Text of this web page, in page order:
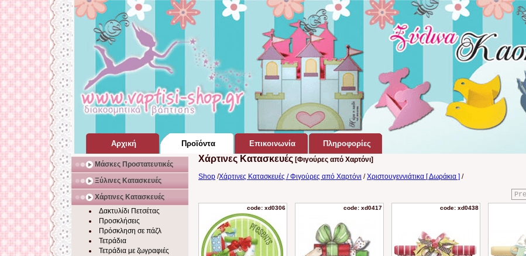
Αρχική
Σελίδα Home Page
Προϊόντα
για Βάπτιση
Επικοινωνία Πληροφορίες
Μάσκες Προστατευτικές
Ξύλινες Κατασκευές
Χάρτινες Κατασκευές
Δακτυλίδι Πετσέτας
Προσκλήσεις
Πρόσκληση σε πάζλ
Τετράδια
Τετράδια με ζωγραφιές
Χάρτινες Κατασκευές [Φιγούρες από Χαρτόνι]
Shop /Χάρτινες Κατασκευές / Φιγούρες από Χαρτόνι /Χριστουγεννιάτικα [ Δωράκια ] /
code: xd0306 code: xd0417 code: xd0438